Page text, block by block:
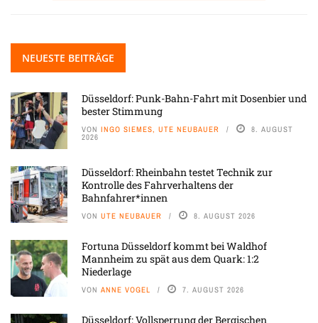
NEUESTE BEITRÄGE
Düsseldorf: Punk-Bahn-Fahrt mit Dosenbier und
bester Stimmung
VON INGO SIEMES, UTE NEUBAUER 8. AUGUST
2026
Düsseldorf: Rheinbahn testet Technik zur
Kontrolle des Fahrverhaltens der
Bahnfahrer*innen
VON UTE NEUBAUER 8. AUGUST 2026
Fortuna Düsseldorf kommt bei Waldhof
Mannheim zu spät aus dem Quark: 1:2
Niederlage
VON ANNE VOGEL 7. AUGUST 2026
Düsseldorf: Vollsperrung der Bergischen